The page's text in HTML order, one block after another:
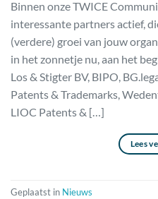
Binnen onze TWICE
interessante partners actief,
(verdere) groei van jouw
in het zonnetje nu, aan het
Los & Stigter BV, BIPO,
Patents & Trademarks,
LIOC Patents & […]
Lees
Geplaatst in Nieuws